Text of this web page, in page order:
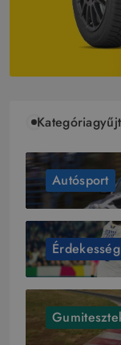
Autósport
Érdekesség